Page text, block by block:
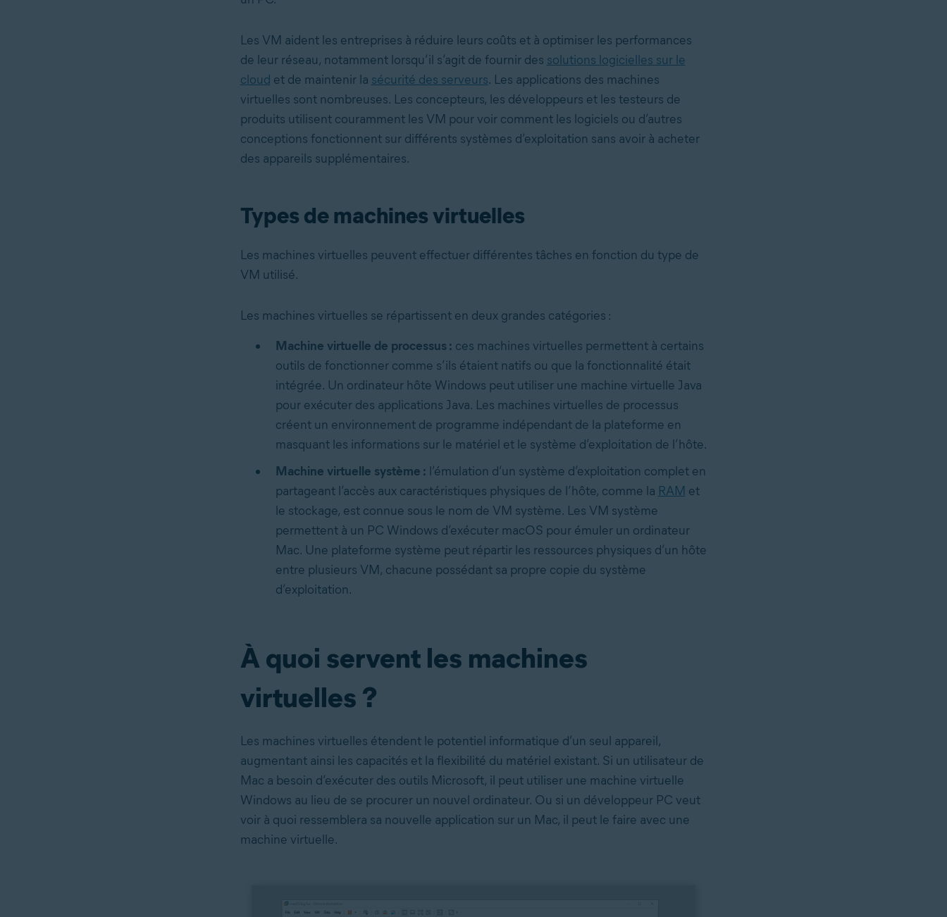
Les VM aident les entreprises à réduire leurs coûts et à optimiser les performances
de leur réseau, notamment lorsqu’il s’agit de fournir des solutions logicielles sur le
cloud et de maintenir la sécurité des serveurs. Les applications des machines
virtuelles sont nombreuses. Les concepteurs, les développeurs et les testeurs de
produits utilisent couramment les VM pour voir comment les logiciels ou d’autres
conceptions fonctionnent sur différents systèmes d’exploitation sans avoir à acheter
des appareils supplémentaires.
Types de machines virtuelles
Les machines virtuelles peuvent effectuer différentes tâches en fonction du type de
VM utilisé.
Les machines virtuelles se répartissent en deux grandes catégories :
Machine virtuelle de processus : ces machines virtuelles permettent à certains
outils de fonctionner comme s’ils étaient natifs ou que la fonctionnalité était
intégrée. Un ordinateur hôte Windows peut utiliser une machine virtuelle Java
pour exécuter des applications Java. Les machines virtuelles de processus
créent un environnement de programme indépendant de la plateforme en
masquant les informations sur le matériel et le système d’exploitation de l’hôte.
Machine virtuelle système : l’émulation d’un système d’exploitation complet en
partageant l’accès aux caractéristiques physiques de l’hôte, comme la RAM et
le stockage, est connue sous le nom de VM système. Les VM système
permettent à un PC Windows d’exécuter macOS pour émuler un ordinateur
Mac. Une plateforme système peut répartir les ressources physiques d’un hôte
entre plusieurs VM, chacune possédant sa propre copie du système
d’exploitation.
À quoi servent les machines
virtuelles ?
Les machines virtuelles étendent le potentiel informatique d’un seul appareil,
augmentant ainsi les capacités et la flexibilité du matériel existant. Si un utilisateur de
Mac a besoin d’exécuter des outils Microsoft, il peut utiliser une machine virtuelle
Windows au lieu de se procurer un nouvel ordinateur. Ou si un développeur PC veut
voir à quoi ressemblera sa nouvelle application sur un Mac, il peut le faire avec une
machine virtuelle.